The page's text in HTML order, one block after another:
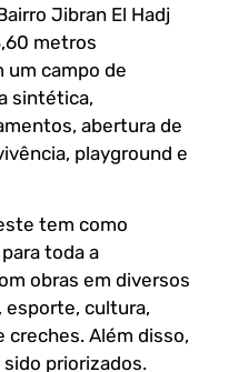
Jibran El Hadj
metros
um campo de
sintética,
abertura de
playground e
tem como
toda a
obras em diversos
esporte, cultura,
Além disso,
priorizados.